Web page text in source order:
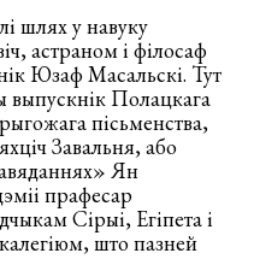
шлях у навуку
астраном і філосаф
Юзаф Масальскі. Тут
выпускнік Полацкага
пісьменства,
Завальня, або
Ян
прафесар
Сірыі, Егіпета і
што пазней